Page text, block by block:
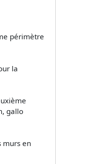
périmètre
la
gallo
murs en